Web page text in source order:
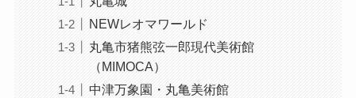
NEWレオマワールド
丸亀市猪熊弦一郎現代美術館
（MIMOCA）
中津万象園・丸亀美術館